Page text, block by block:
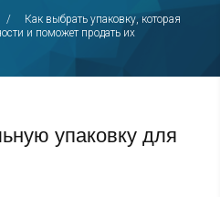
/
Как выбрать упаковку, которая
и поможет продать их
упаковку для